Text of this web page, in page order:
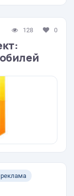
128 0
реклама